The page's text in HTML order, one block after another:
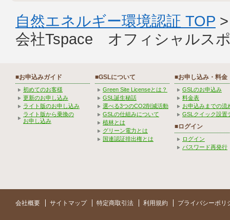
自然エネルギー環境認証 TOP
会社Tspace オフィシャルス
■お申込みガイド
初めてのお客様
更新のお申し込み
ライト版のお申し込み
ライト版から乗換の
お申し込み
■GSLについて
Green Site Licenseとは？
GSL誕生秘話
選べる3つのCO2削減活動
GSLの仕組みについて
植林とは
グリーン電力とは
国連認証排出権とは
■お申し込み・料金
GSLのお申込み
料金表
お申込みまでの流
GSLクイック設置
■ログイン
ログイン
パスワード再発行
会社概要 サイトマップ 特定商取引法 利用規約 プライバシーポリ